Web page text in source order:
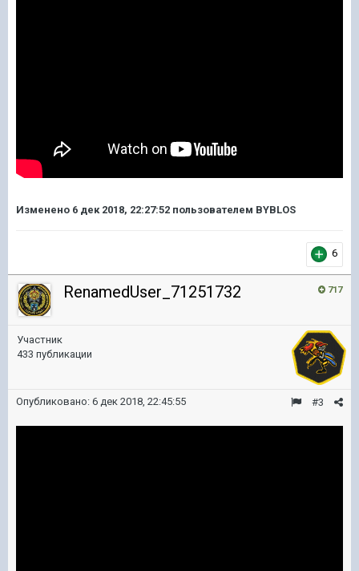
Изменено 6 дек 2018, 22:27:52 пользователем BYBLOS
6
717
RenamedUser_71251732
Участник
433 публикации
#3
Опубликовано: 6 дек 2018, 22:45:55